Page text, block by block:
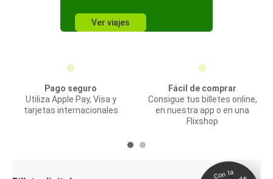
Ver viajes
Pago seguro
Utiliza Apple Pay, Visa y
tarjetas internacionales
Fácil de comprar
Consigue tus billetes online,
en nuestra app o en una
Flixshop
Con la